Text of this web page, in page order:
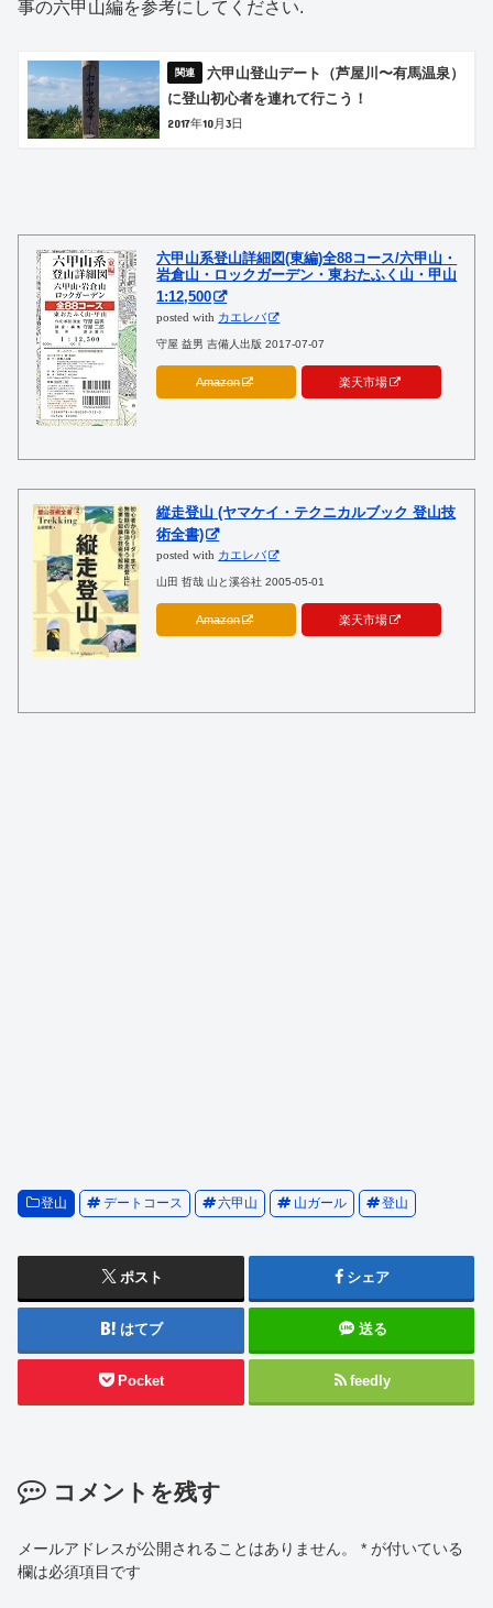
事の六甲山編を参考にしてください.
六甲山登山デート（芦屋川〜有馬温泉）
に登山初心者を連れて行こう！
2017年10月3日
六甲山系登山詳細図(東編)全88コース/六甲山・
岩倉山・ロックガーデン・東おたふく山・甲山
1:12,500
posted with カエレバ
守屋 益男 吉備人出版 2017-07-07
Amazon 楽天市場
縦走登山 (ヤマケイ・テクニカルブック 登山技
術全書)
posted with カエレバ
山田 哲哉 山と溪谷社 2005-05-01
Amazon 楽天市場
登山 デートコース 六甲山 山ガール 登山
ポスト シェア
はてブ 送る
Pocket feedly
コメントを残す
メールアドレスが公開されることはありません。 * が付いている
欄は必須項目です